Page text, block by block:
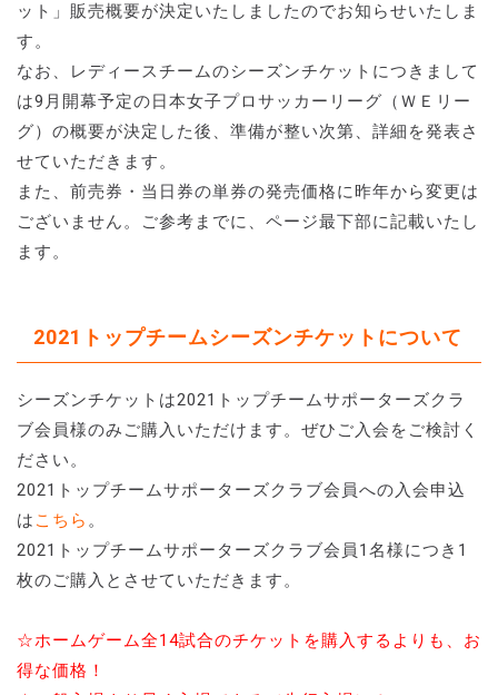
ット」販売概要が決定いたしましたのでお知らせいたしま
す。
なお、レディースチームのシーズンチケットにつきまして
は9月開幕予定の日本女子プロサッカーリーグ（ＷＥリー
グ）の概要が決定した後、準備が整い次第、詳細を発表さ
せていただきます。
また、前売券・当日券の単券の発売価格に昨年から変更は
ございません。ご参考までに、ページ最下部に記載いたし
ます。
2021トップチームシーズンチケットについて
シーズンチケットは2021トップチームサポーターズクラ
ブ会員様のみご購入いただけます。ぜひご入会をご検討く
ださい。
2021トップチームサポーターズクラブ会員への入会申込
は こちら 。
2021トップチームサポーターズクラブ会員1名様につき1
枚のご購入とさせていただきます。
☆ホームゲーム全14試合のチケットを購入するよりも、お
得な価格！